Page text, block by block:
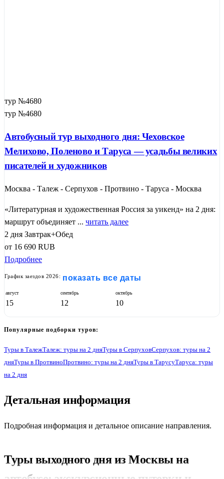
1
тур №4680
тур №4680
Автобусный тур выходного дня: Чеховское
Мелихово, Поленово и Таруса — усадьбы великих
писателей и художников
Москва - Талеж - Серпухов - Протвино - Таруса - Москва
«Литературная и художественная Россия за уикенд» на 2 дня:
маршрут объединяет ... читать далее
2 дня Завтрак+Обед
от 16 690 RUB
Подробнее
График заездов 2026: показать все даты
август
15
сентябрь
12
октябрь
10
Популярные подборки туров:
Туры в ТалежТалеж: туры на 2 дняТуры в СерпуховСерпухов: туры на 2
дняТуры в ПротвиноПротвино: туры на 2 дняТуры в ТарусуТаруса: туры
на 2 дня
Детальная информация
Подробная информация и детальное описание направления.
Туры выходного дня из Москвы на